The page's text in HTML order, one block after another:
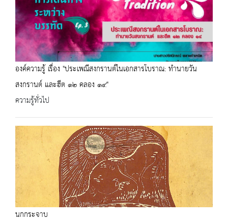
องค์ความรู้ เรื่อง "ประเพณีสงกรานต์ในเอกสารโบราณ: ทำนายวัน
สงกรานต์ และฮีต ๑๒ คลอง ๑๔"
ความรู้ทั่วไป
นกกระจาบ